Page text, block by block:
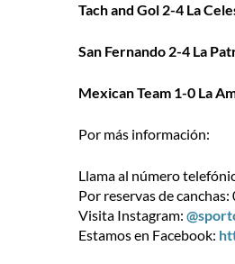
Tach and Gol 2-4 La
San Fernando 2-4 La
Mexican Team 1-0 La
Por más información:
Llama al número
Por reservas de
Visita Instagram:
Estamos en Facebook: